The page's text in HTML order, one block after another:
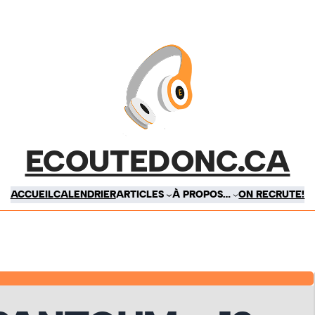
ECOUTEDONC.CA
ACCUEILCALENDRIERARTICLES À PROPOS… ON RECRUTE!